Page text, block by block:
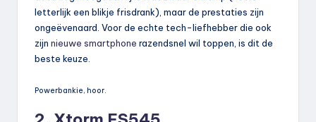
letterlijk een blikje frisdrank), maar de prestaties zijn
ongeëvenaard. Voor de echte tech-liefhebber die ook
zijn nieuwe smartphone razendsnel wil toppen, is dit de
beste keuze.
Powerbankie, hoor.